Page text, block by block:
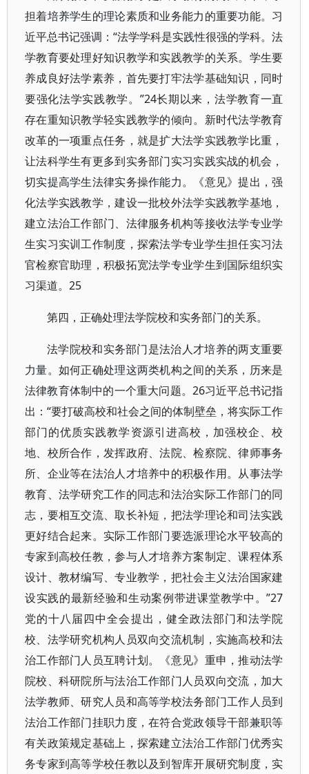
担着培养学生的理论素质和业务能力的重要功能。习
近平总书记强调：“法学学科是实践性很强的学科。法
学教育要处理好知识教学和实践教学的关系。学生要
养成良好法学素养，首先要打牢法学基础知识，同时
要强化法学实践教学。”24长期以来，法学教育一直
存在重知识教学轻实践教学的倾向。新时代法学教育
改革的一项重点任务，就是扩大法学实践教学比重，
让法科学生有更多到实务部门实习实践实战的机会，
切实提高学生法律实务操作能力。《意见》提出，强
化法学实践教学，建设一批校外法学实践教学基地，
建立法治工作部门、法律服务机构等接收法学专业学
生实习实训工作制度，探索法学专业学生担任实习法
官检察官助理，积极拓宽法学专业学生到国际组织实
习渠道。25
第四，正确处理法学院校和实务部门的关系。
法学院校和实务部门是法治人才培养的两支重要
力量。如何正确处理这两类机构之间的关系，历来是
法律教育体制中的一个重大问题。26习近平总书记指
出：“要打破高校和社会之间的体制壁垒，将实际工作
部门的优质实践教学资源引进高校，加强校企、校
地、校所合作，发挥政府、法院、检察院、律师事务
所、企业等在法治人才培养中的积极作用。从事法学
教育、法学研究工作的同志和法治实际工作部门的同
志，要相互交流、取长补短，把法学理论和司法实践
更好结合起来。实际工作部门要选派理论水平较高的
专家到高校任教，参与人才培养方案制定、课程体系
设计、教材编写、专业教学，把社会主义法治国家建
设实践的最新经验和生动案例带进课堂教学中。”27
党的十八届四中全会提出，健全政法部门和法学院
校、法学研究机构人员双向交流机制，实施高校和法
治工作部门人员互聘计划。《意见》重申，推动法学
院校、科研院所与法治工作部门人员双向交流，加大
法学教师、研究人员和高等学校法务部门工作人员到
法治工作部门挂职力度，在符合党政领导干部兼职等
有关政策规定基础上，探索建立法治工作部门优秀实
务专家到高等学校任教以及到智库开展研究制度，实